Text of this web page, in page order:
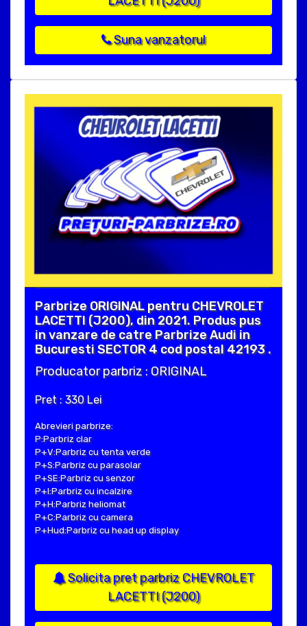
Suna vanzatorul
Parbrize ORIGINAL pentru CHEVROLET
LACETTI (J200), din 2021. Produs pus
in vanzare de catre Parbrize Audi in
Bucuresti SECTOR 4 cod postal 42193 .
Producator parbriz : ORIGINAL
Pret : 330 Lei
Abrevieri parbrize:
P:Parbriz clar
P+V:Parbriz cu tenta verde
P+S:Parbriz cu parasolar
P+SE:Parbriz cu senzor
P+I:Parbriz cu incalzire
P+H:Parbriz heliomat
P+C:Parbriz cu camera
P+Hud:Parbriz cu head up display
Solicita pret parbriz CHEVROLET
LACETTI (J200)